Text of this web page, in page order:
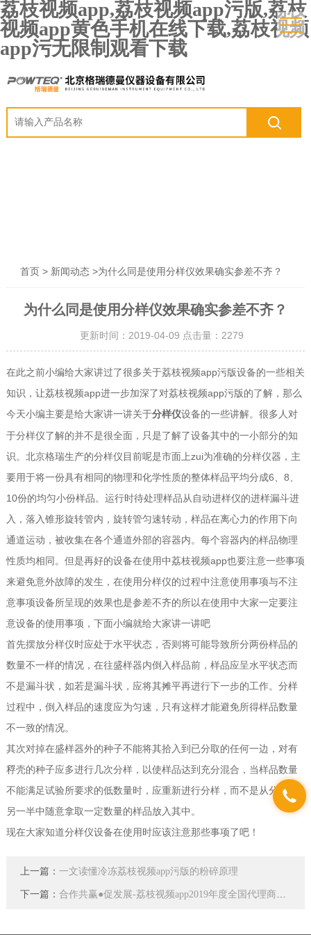
荔枝视频app,荔枝视频app污版,荔枝
视频app黄色手机在线下载,荔枝视频
app污无限制观看下载
首页> 新闻动态>为什么同是使用分样仪效果确实参差不齐？
为什么同是使用分样仪效果确实参差不齐？
更新时间：2019-04-09 点击量： 2279
在此之前小编给大家讲过了很多关于荔枝视频app污版设备的一些相关
知识，让荔枝视频app进一步加深了对荔枝视频app污版的了解，那么
今天小编主要是给大家讲一讲关于分样仪设备的一些讲解。很多人对
于分样仪了解的并不是很全面，只是了解了设备其中的一小部分的知
识。北京格瑞生产的分样仪目前呢是市面上zui为准确的分样仪器，主
要用于将一份具有相同的物理和化学性质的整体样品平均分成6、8、
10份的均匀小份样品。运行时待处理样品从自动进样仪的进样漏斗进
入，落入锥形旋转管内，旋转管匀速转动，样品在离心力的作用下向
通道运动，被收集在各个通道外部的容器内。每个容器内的样品物理
性质均相同。但是再好的设备在使用中荔枝视频app也要注意一些事项
来避免意外故障的发生，在使用分样仪的过程中注意使用事项与不注
意事项设备所呈现的效果也是参差不齐的所以在使用中大家一定要注
意设备的使用事项，下面小编就给大家讲一讲吧
首先摆放分样仪时应处于水平状态，否则将可能导致所分两份样品的
数量不一样的情况，在往盛样器内倒入样品前，样品应呈水平状态而
不是漏斗状，如若是漏斗状，应将其摊平再进行下一步的工作。分样
过程中，倒入样品的速度应为匀速，只有这样才能避免所得样品数量
不一致的情况。
其次对掉在盛样器外的种子不能将其拾入到已分取的任何一边，对有
稃壳的种子应多进行几次分样，以使样品达到充分混合，当样品数量
不能满足试验所要求的低数量时，应重新进行分样，而不是从分取的
另一半中随意拿取一定数量的样品放入其中。
现在大家知道分样仪设备在使用时应该注意那些事项了吧！
上一篇： 一文读懂冷冻荔枝视频app污版的粉碎原理
下一篇： 合作共赢●促发展-荔枝视频app2019年度全国代理商大会圆满落幕